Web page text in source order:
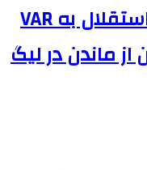
مالک خیبر: چرا هند پنالتی استقلال به VAR
از ماندن در لیگ